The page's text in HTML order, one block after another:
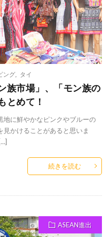
ング タイ
族市場」、「モン族の
とめて！
地に鮮やかなピンクやブルーの
かけることがあると思いま
続きを読む
ASEAN進出